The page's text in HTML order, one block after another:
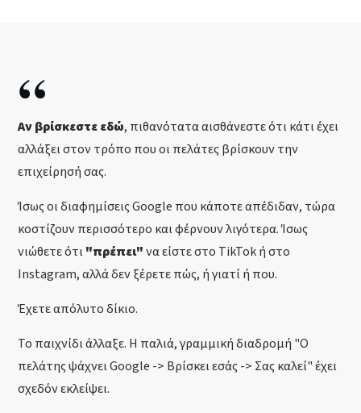
“
Αν βρίσκεστε εδώ, πιθανότατα αισθάνεστε ότι κάτι έχει
αλλάξει στον τρόπο που οι πελάτες βρίσκουν την
επιχείρησή σας.
Ίσως οι διαφημίσεις Google που κάποτε απέδιδαν, τώρα
κοστίζουν περισσότερο και φέρνουν λιγότερα. Ίσως
νιώθετε ότι"πρέπει"να είστε στο TikTok ή στο
Instagram, αλλά δεν ξέρετε πώς, ή γιατί ή που.
Έχετε απόλυτο δίκιο.
Το παιχνίδι άλλαξε. Η παλιά, γραμμική διαδρομή "Ο
πελάτης ψάχνειGoogle -> Βρίσκει εσάς -> Σας καλεί" έχει
σχεδόν εκλείψει.